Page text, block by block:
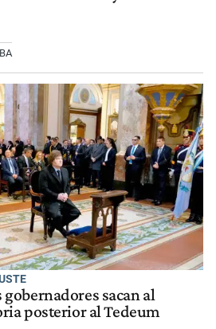
sacan al
posterior al Tedeum